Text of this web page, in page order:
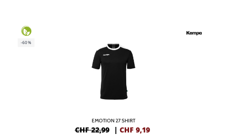
-60%
EMOTION 27 SHIRT
CHF 22,99 | CHF 9,19